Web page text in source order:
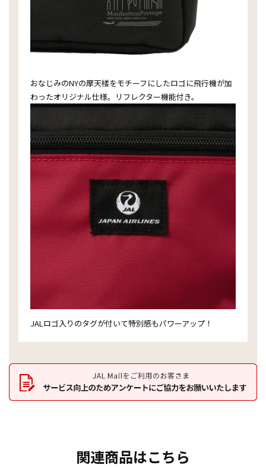
おなじみのNYの摩天楼をモチーフにしたロゴに飛行機が加
わったオリジナル仕様。リフレクター機能付き。
JALロゴ入りのタグが付いて特別感もパワーアップ！
関連商品はこちら